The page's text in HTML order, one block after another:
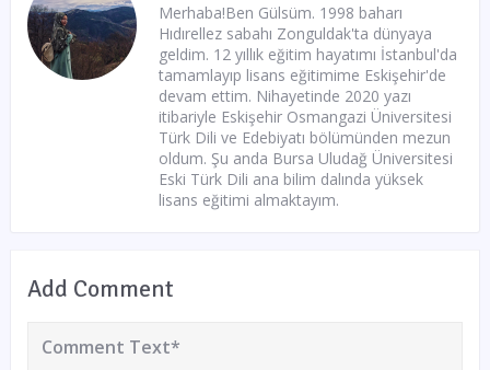
Merhaba!Ben Gülsüm. 1998 baharı
Hıdırellez sabahı Zonguldak'ta dünyaya
geldim. 12 yıllık eğitim hayatımı İstanbul'da
tamamlayıp lisans eğitimime Eskişehir'de
devam ettim. Nihayetinde 2020 yazı
itibariyle Eskişehir Osmangazi Üniversitesi
Türk Dili ve Edebiyatı bölümünden mezun
oldum. Şu anda Bursa Uludağ Üniversitesi
Eski Türk Dili ana bilim dalında yüksek
lisans eğitimi almaktayım.
Add Comment